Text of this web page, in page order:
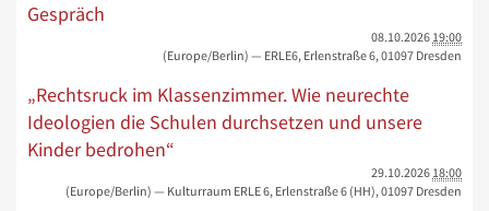
Gespräch
08.10.2026 19:00
(Europe/Berlin) — ERLE6, Erlenstraße 6, 01097 Dresden
„Rechtsruck im Klassenzimmer. Wie neurechte
Ideologien die Schulen durchsetzen und unsere
Kinder bedrohen“
29.10.2026 18:00
(Europe/Berlin) — Kulturraum ERLE 6, Erlenstraße 6 (HH), 01097 Dresden